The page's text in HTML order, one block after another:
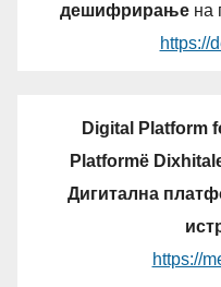
дешифрирањена
https://
Digital Platform
Platformë
Дигитална
https://